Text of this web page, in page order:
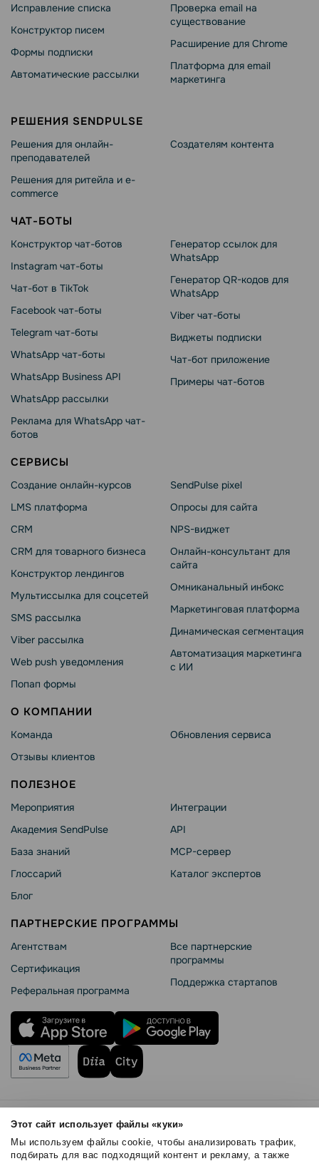
Этот сайт использует файлы «куки»
Мы используем файлы cookie, чтобы анализировать трафик,
подбирать для вас подходящий контент и рекламу, а также
Исправление списка
Конструктор писем
Формы подписки
Автоматические рассылки
Проверка email на
существование
Расширение для Chrome
Платформа для email
маркетинга
РЕШЕНИЯ SENDPULSE
Решения для онлайн-
преподавателей
Решения для ритейла и e-
commerce
Создателям контента
ЧАТ-БОТЫ
Конструктор чат-ботов
Instagram чат-боты
Чат-бот в TikTok
Facebook чат-боты
Telegram чат-боты
WhatsApp чат-боты
WhatsApp Business API
WhatsApp рассылки
Реклама для WhatsApp чат-
ботов
Генератор ссылок для
WhatsApp
Генератор QR-кодов для
WhatsApp
Viber чат-боты
Виджеты подписки
Чат-бот приложение
Примеры чат-ботов
СЕРВИСЫ
Создание онлайн-курсов
LMS платформа
CRM
CRM для товарного бизнеса
Конструктор лендингов
Мультиссылка для соцсетей
SMS рассылка
Viber рассылка
Web push уведомления
Попап формы
SendPulse pixel
Опросы для сайта
NPS-виджет
Онлайн-консультант для
сайта
Омниканальный инбокс
Маркетинговая платформа
Динамическая сегментация
Автоматизация маркетинга
с ИИ
О КОМПАНИИ
Команда
Отзывы клиентов
Обновления сервиса
ПОЛЕЗНОЕ
Мероприятия
Академия SendPulse
База знаний
Глоссарий
Блог
Интеграции
API
MCP-сервер
Каталог экспертов
ПАРТНЕРСКИЕ ПРОГРАММЫ
Агентствам
Сертификация
Реферальная программа
Все партнерские
программы
Поддержка стартапов
Правила использования
Безопасность SendPulse
Политика конфиденциальности